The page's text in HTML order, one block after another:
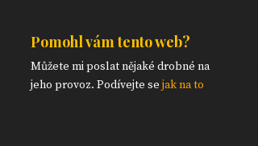
Pomohl vám tento web?
Můžete mi poslat nějaké drobné na
jeho provoz. Podívejte se jak na to